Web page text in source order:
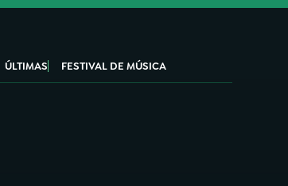
ÚLTIMAS FESTIVAL DE MÚSICA